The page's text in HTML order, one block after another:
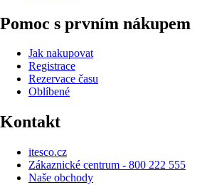
Pomoc s prvním nákupem
Jak nakupovat
Registrace
Rezervace času
Oblíbené
Kontakt
itesco.cz
Zákaznické centrum - 800 222 555
Naše obchody